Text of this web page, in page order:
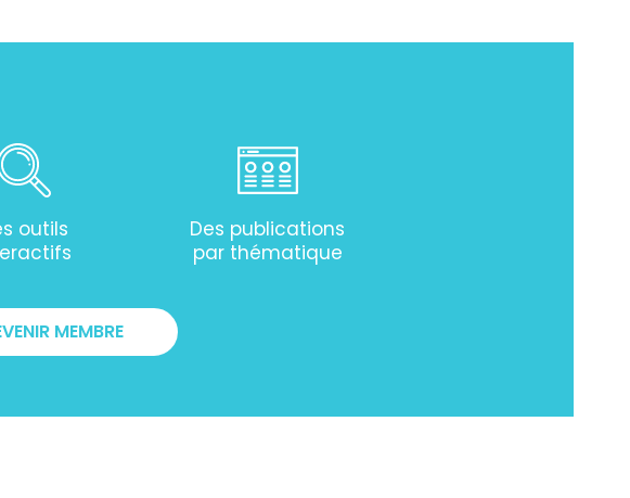
outils
Des publications
par thématique
MEMBRE